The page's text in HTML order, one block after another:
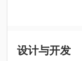
设计与开发